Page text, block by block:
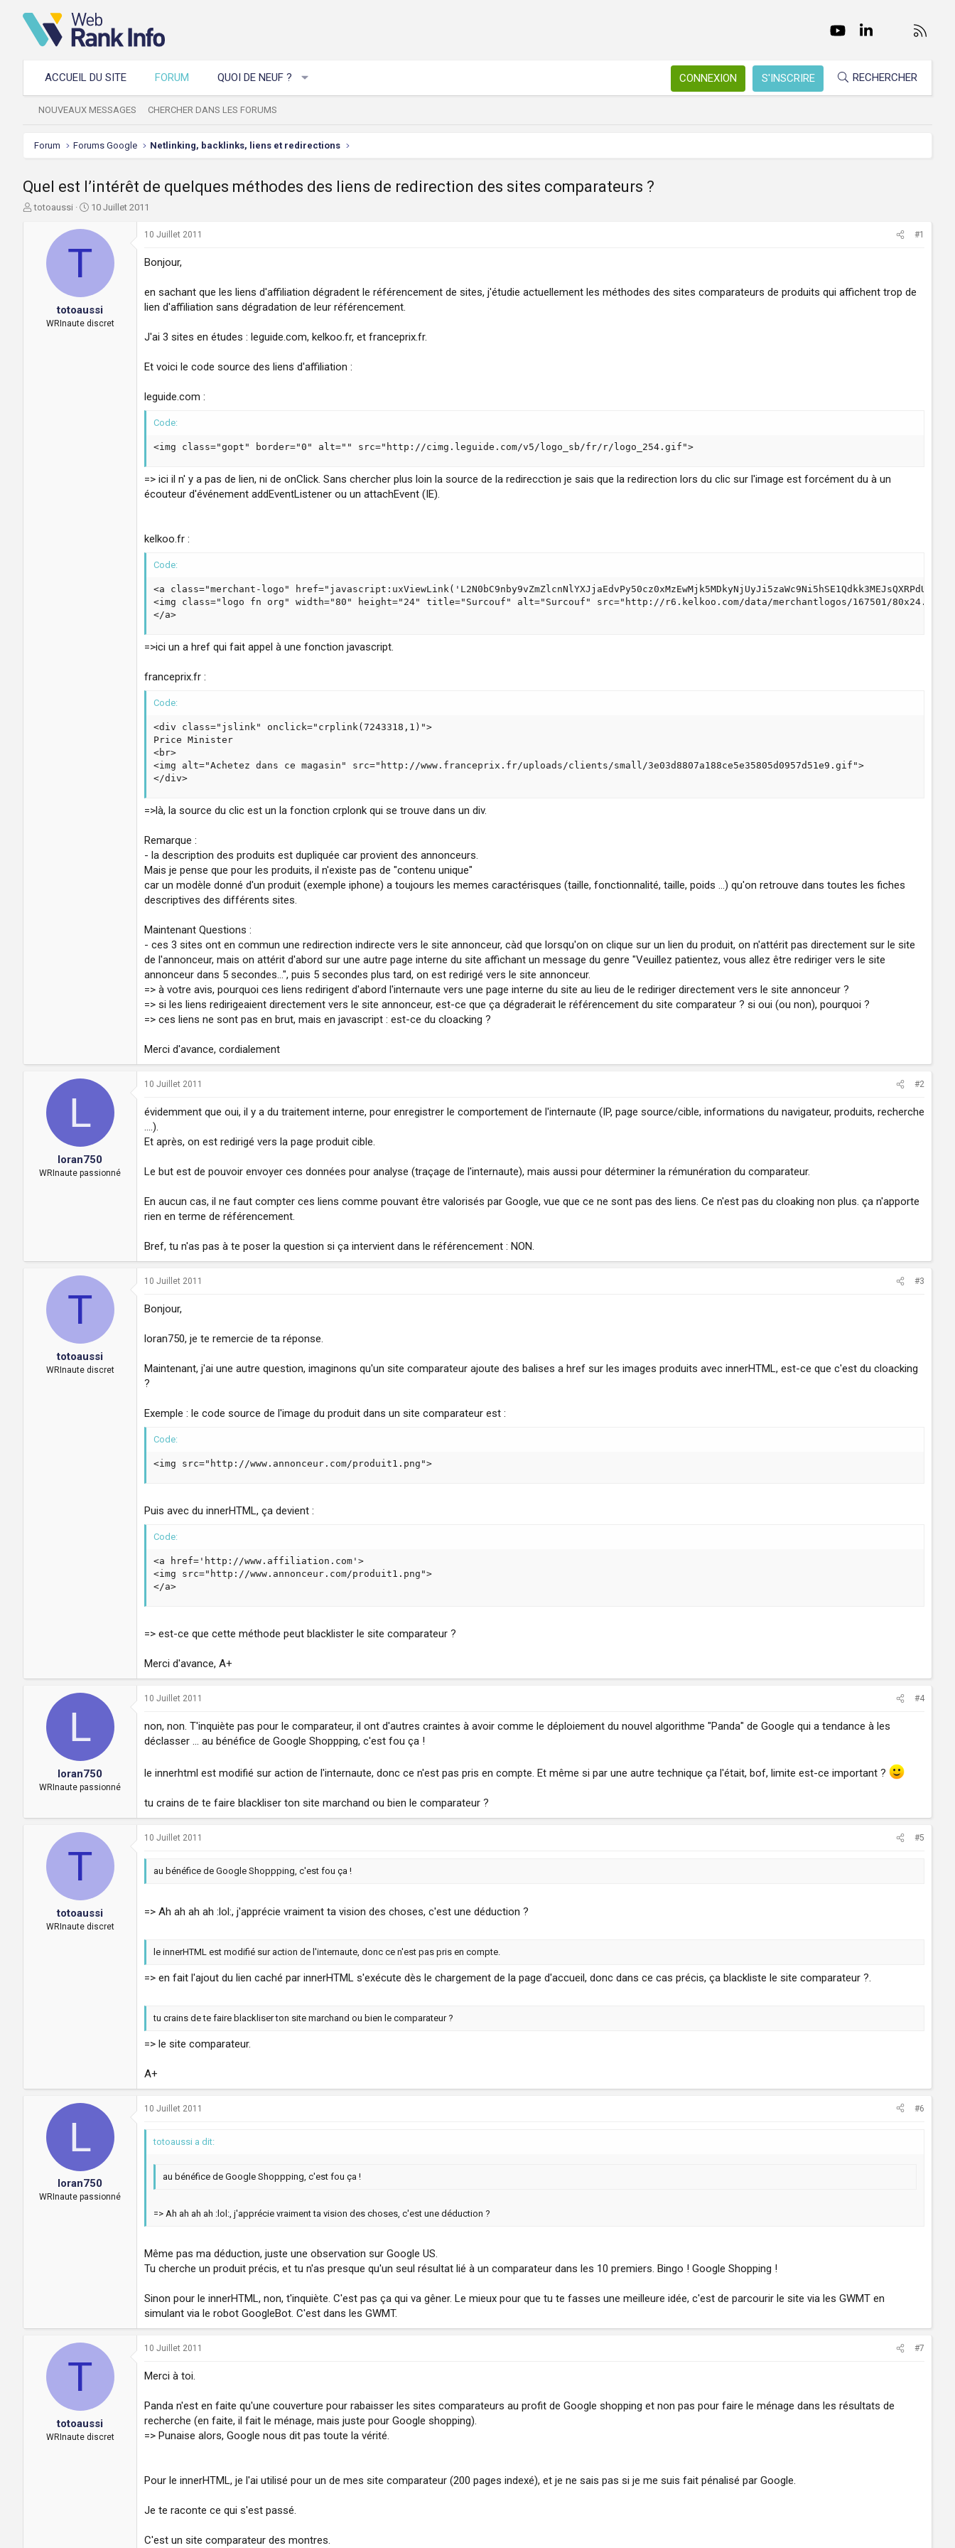
FacebookTwitter youtubeLinkedInNous
ACCUEIL DU SITE FORUM QUOI DE NEUF ? CONNEXION S'INSCRIRE RECHERCHER
NOUVEAUX MESSAGES CHERCHER DANS LES FORUMS
Forum Forums Google Netlinking, backlinks, liens et redirections
Quel est l’intérêt de quelques méthodes des liens de redirection des sites comparateurs ?
A
totoaussi
D
t
é
b
u
10 Juillet 2011
T
totoaussi
WRInaute discret
10 Juillet 2011 #1
Bonjour,
en sachant que les liens d'affiliation dégradent le référencement de sites, j'étudie actuellement les méthodes des sites comparateurs de produits qui affichent trop de
lien d'affiliation sans dégradation de leur référencement.
J'ai 3 sites en études : leguide.com, kelkoo.fr, et franceprix.fr.
Et voici le code source des liens d'affiliation :
leguide.com :
Code:
<img class="gopt" border="0" alt="" src="http://cimg.leguide.com/v5/logo_sb/fr/r/logo_254.gif">
=> ici il n' y a pas de lien, ni de onClick. Sans chercher plus loin la source de la redirecction je sais que la redirection lors du clic sur l'image est forcément du à un
écouteur d'événement addEventListener ou un attachEvent (IE).
kelkoo.fr :
Code:
<a class="merchant-logo"
<img class="logo fn org" width="80" height="24" title="Surcouf" alt="Surcouf" src="http://r6.kelkoo.com/data/merchantlogos/167501/80x24.gif">
</a>
=>ici un a href qui fait appel à une fonction javascript.
franceprix.fr :
Code:
<div class="jslink" onclick="crplink(7243318,1)">
Price Minister
<br>
<img alt="Achetez dans ce magasin" src="http://www.franceprix.fr/uploads/clients/small/3e03d8807a188ce5e35805d0957d51e9.gif">
</div>
=>là, la source du clic est un la fonction crplonk qui se trouve dans un div.
Remarque :
- la description des produits est dupliquée car provient des annonceurs.
Mais je pense que pour les produits, il n'existe pas de "contenu unique"
car un modèle donné d'un produit (exemple iphone) a toujours les memes caractérisques (taille, fonctionnalité, taille, poids ...) qu'on retrouve dans toutes les fiches
descriptives des différents sites.
Maintenant Questions :
- ces 3 sites ont en commun une redirection indirecte vers le site annonceur, càd que lorsqu'on on clique sur un lien du produit, on n'attérit pas directement sur le site
de l'annonceur, mais on attérit d'abord sur une autre page interne du site affichant un message du genre "Veuillez patientez, vous allez être rediriger vers le site
annonceur dans 5 secondes...", puis 5 secondes plus tard, on est redirigé vers le site annonceur.
=> à votre avis, pourquoi ces liens redirigent d'abord l'internaute vers une page interne du site au lieu de le rediriger directement vers le site annonceur ?
=> si les liens redirigeaient directement vers le site annonceur, est-ce que ça dégraderait le référencement du site comparateur ? si oui (ou non), pourquoi ?
=> ces liens ne sont pas en brut, mais en javascript : est-ce du cloacking ?
Merci d'avance, cordialement
L
loran750
WRInaute passionné
10 Juillet 2011 #2
évidemment que oui, il y a du traitement interne, pour enregistrer le comportement de l'internaute (IP, page source/cible, informations du navigateur, produits, recherche
....).
Et après, on est redirigé vers la page produit cible.
Le but est de pouvoir envoyer ces données pour analyse (traçage de l'internaute), mais aussi pour déterminer la rémunération du comparateur.
En aucun cas, il ne faut compter ces liens comme pouvant être valorisés par Google, vue que ce ne sont pas des liens. Ce n'est pas du cloaking non plus. ça n'apporte
rien en terme de référencement.
Bref, tu n'as pas à te poser la question si ça intervient dans le référencement : NON.
T
totoaussi
WRInaute discret
10 Juillet 2011 #3
Bonjour,
loran750, je te remercie de ta réponse.
Maintenant, j'ai une autre question, imaginons qu'un site comparateur ajoute des balises a href sur les images produits avec innerHTML, est-ce que c'est du cloacking
?
Exemple : le code source de l'image du produit dans un site comparateur est :
Code:
<img src="http://www.annonceur.com/produit1.png">
Puis avec du innerHTML, ça devient :
Code:
<a href='http://www.affiliation.com'>
<img src="http://www.annonceur.com/produit1.png">
</a>
=> est-ce que cette méthode peut blacklister le site comparateur ?
Merci d'avance, A+
L
loran750
WRInaute passionné
10 Juillet 2011 #4
non, non. T'inquiète pas pour le comparateur, il ont d'autres craintes à avoir comme le déploiement du nouvel algorithme "Panda" de Google qui a tendance à les
déclasser ... au bénéfice de Google Shoppping, c'est fou ça !
le innerhtml est modifié sur action de l'internaute, donc ce n'est pas pris en compte. Et même si par une autre technique ça l'était, bof, limite est-ce important ?
tu crains de te faire blackliser ton site marchand ou bien le comparateur ?
T
totoaussi
WRInaute discret
10 Juillet 2011 #5
au bénéfice de Google Shoppping, c'est fou ça !
=> Ah ah ah ah :lol:, j'apprécie vraiment ta vision des choses, c'est une déduction ?
le innerHTML est modifié sur action de l'internaute, donc ce n'est pas pris en compte.
=> en fait l'ajout du lien caché par innerHTML s'exécute dès le chargement de la page d'accueil, donc dans ce cas précis, ça blackliste le site comparateur ?.
tu crains de te faire blackliser ton site marchand ou bien le comparateur ?
=> le site comparateur.
A+
L
loran750
WRInaute passionné
10 Juillet 2011 #6
totoaussi a dit:
au bénéfice de Google Shoppping, c'est fou ça !
=> Ah ah ah ah :lol:, j'apprécie vraiment ta vision des choses, c'est une déduction ?
Même pas ma déduction, juste une observation sur Google US.
Tu cherche un produit précis, et tu n'as presque qu'un seul résultat lié à un comparateur dans les 10 premiers. Bingo ! Google Shopping !
Sinon pour le innerHTML, non, t'inquiète. C'est pas ça qui va gêner. Le mieux pour que tu te fasses une meilleure idée, c'est de parcourir le site via les GWMT en
simulant via le robot GoogleBot. C'est dans les GWMT.
T
totoaussi
WRInaute discret
10 Juillet 2011 #7
Merci à toi.
Panda n'est en faite qu'une couverture pour rabaisser les sites comparateurs au profit de Google shopping et non pas pour faire le ménage dans les résultats de
recherche (en faite, il fait le ménage, mais juste pour Google shopping).
=> Punaise alors, Google nous dit pas toute la vérité.
Pour le innerHTML, je l'ai utilisé pour un de mes site comparateur (200 pages indexé), et je ne sais pas si je me suis fait pénalisé par Google.
Je te raconte ce qui s'est passé.
C'est un site comparateur des montres.